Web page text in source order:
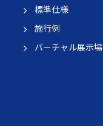
標準仕様
施行例
バーチャル展示場